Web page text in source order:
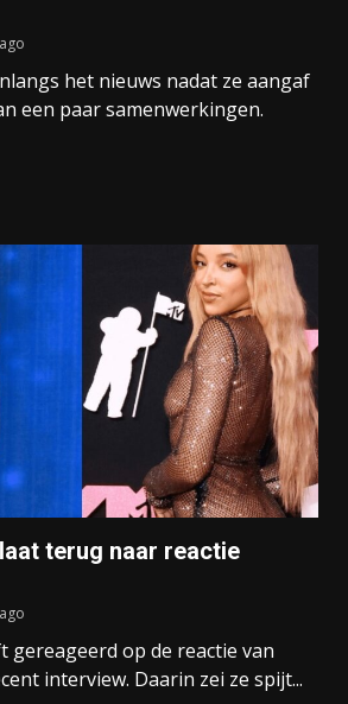
het nieuws nadat ze aangaf
een paar samenwerkingen.
terug naar reactie
gereageerd op de reactie van
interview. Daarin zei ze spijt...